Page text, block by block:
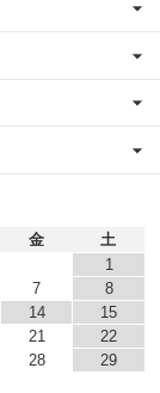
金
土
1
7
8
14
15
21
22
28
29